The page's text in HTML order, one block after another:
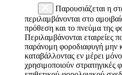
Παρουσιάζεται η
περιλαμβάνονται στο
πρόθεση και το πνεύμα της
Περιλαμβάνονται εταιρείες
παράνομη φοροδιαφυγή μην
καταβάλλοντας εν μέρει
χρησιμοποιούν στρατηγικές